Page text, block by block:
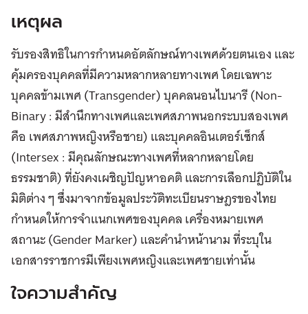
เหตุผล
รับรองสิทธิในการกำหนดอัตลักษณ์ทางเพศด้วยตนเอง และ
คุ้มครองบุคคลที่มีความหลากหลายทางเพศ โดยเฉพาะ
บุคคลข้ามเพศ (Transgender) บุคคลนอนไบนารี (Non-
Binary : มีสำนึกทางเพศและเพศสภาพนอกระบบสองเพศ
คือ เพศสภาพหญิงหรือชาย) และบุคคลอินเตอร์เซ็กส์
(Intersex : มีคุณลักษณะทางเพศที่หลากหลายโดย
ธรรมชาติ) ที่ยังคงเผชิญปัญหาอคติ และการเลือกปฏิบัติใน
มิติต่าง ๆ ซึ่งมาจากข้อมูลประวัติทะเบียนราษฎรของไทย
กำหนดให้การจำแนกเพศของบุคคล เครื่องหมายเพศ
สถานะ (Gender Marker) และคำนำหน้านาม ที่ระบุใน
เอกสารราชการมีเพียงเพศหญิงและเพศชายเท่านั้น
ใจความสำคัญ